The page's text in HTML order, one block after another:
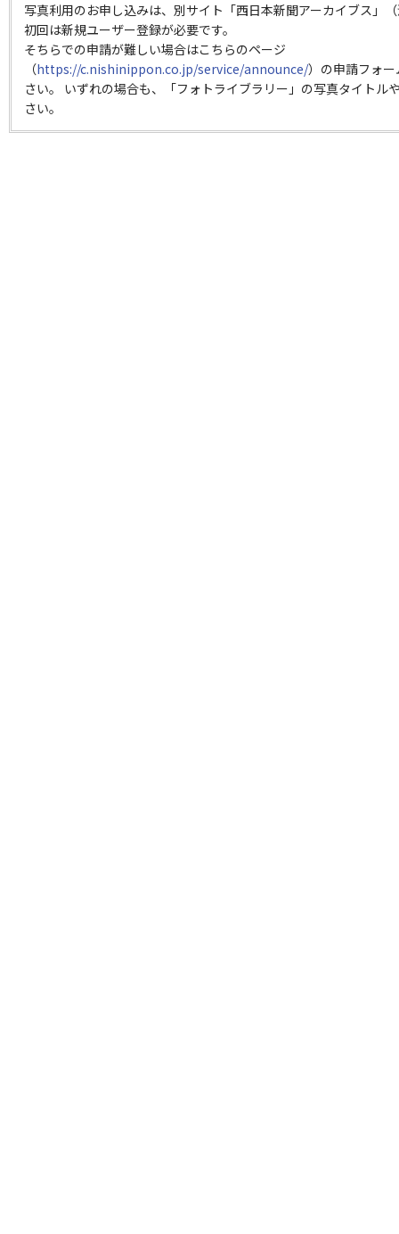
写真利用のお申し込みは、別サイト「西日本新聞アーカイブス」
初回は新規ユーザー登録が必要です。
そちらでの申請が難しい場合はこちらのページ
（https://c.nishinippon.co.jp/service/announce/）の申請フォ
さい。 いずれの場合も、「フォトライブラリー」の写真タイトル
さい。